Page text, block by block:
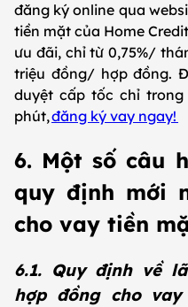
đăng ký online qua
tiền mặt của Home
ưu đãi, chỉ từ 0,75%/
triệu đồng/ hợp đồng.
duyệt cấp tốc chỉ
phút,đăng ký vay ngay!
6. Một số câu
quy định mới
cho vay tiền
6.1. Quy định về
hợp đồng cho